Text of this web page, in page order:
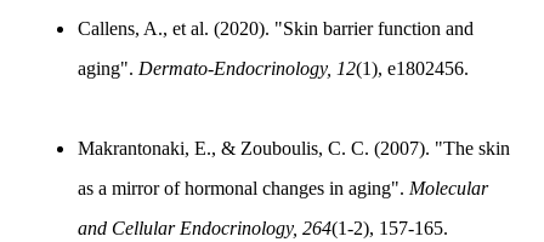
Callens, A., et al. (2020). "Skin barrier function and
aging". Dermato-Endocrinology, 12(1), e1802456.
Makrantonaki, E., & Zouboulis, C. C. (2007). "The skin
as a mirror of hormonal changes in aging". Molecular
and Cellular Endocrinology, 264(1-2), 157-165.